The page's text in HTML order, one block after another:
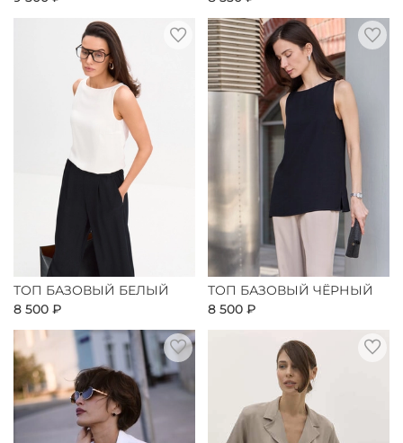
ТОП БАЗОВЫЙ БЕЛЫЙ
8 500 ₽
ТОП БАЗОВЫЙ ЧЁРНЫЙ
8 500 ₽